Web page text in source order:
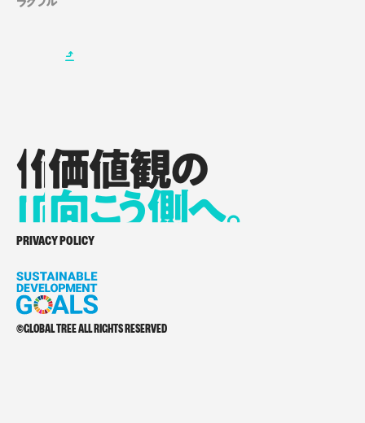
価値観の
向 こう側へ。
価値観の
向こう側へ。
価値観の
向こう側へ。
価値観の向こう側へ。
PRIVACY POLICY
©GLOBAL TREE ALL RIGHTS RESERVED